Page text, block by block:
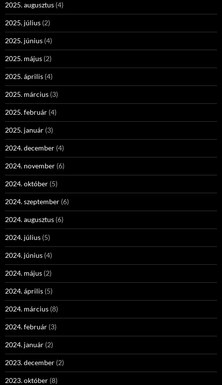
2025. augusztus (4)
2025. július (2)
2025. június (4)
2025. május (2)
2025. április (4)
2025. március (3)
2025. február (4)
2025. január (3)
2024. december (4)
2024. november (6)
2024. október (5)
2024. szeptember (6)
2024. augusztus (6)
2024. július (5)
2024. június (4)
2024. május (2)
2024. április (5)
2024. március (8)
2024. február (3)
2024. január (2)
2023. december (2)
2023. október (8)